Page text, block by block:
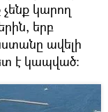
կարող
երբ
ավելի
է կապված։